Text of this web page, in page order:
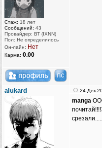
Стаж: 18 лет
Сообщений: 43
Провайдер: ВТ (IXNN)
Пол: Не определилось
Он-лайн: Нет
Карма: 0.00
alukard 24-Дек-
manga